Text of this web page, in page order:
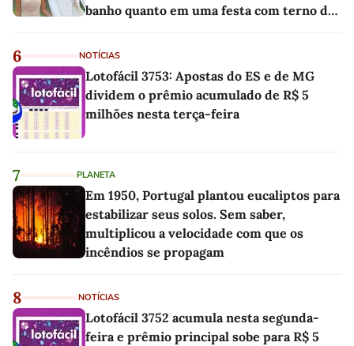
banho quanto em uma festa com terno de
6 NOTÍCIAS
Lotofácil 3753: Apostas do ES e de MG
dividem o prêmio acumulado de R$ 5
milhões nesta terça-feira
7 PLANETA
Em 1950, Portugal plantou eucaliptos para
estabilizar seus solos. Sem saber,
multiplicou a velocidade com que os
incêndios se propagam
8 NOTÍCIAS
Lotofácil 3752 acumula nesta segunda-
feira e prêmio principal sobe para R$ 5